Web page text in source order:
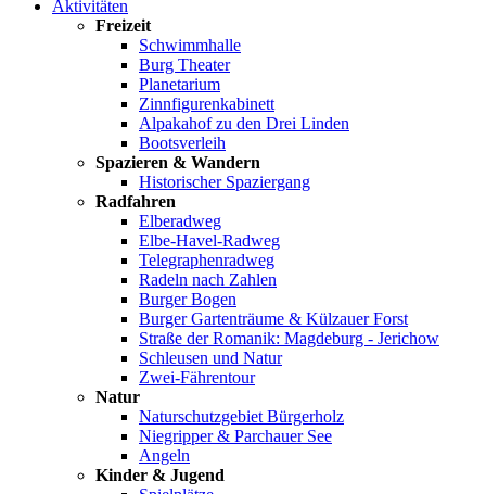
Aktivitäten
Freizeit
Schwimmhalle
Burg Theater
Planetarium
Zinnfigurenkabinett
Alpakahof zu den Drei Linden
Bootsverleih
Spazieren & Wandern
Historischer Spaziergang
Radfahren
Elberadweg
Elbe-Havel-Radweg
Telegraphenradweg
Radeln nach Zahlen
Burger Bogen
Burger Gartenträume & Külzauer Forst
Straße der Romanik: Magdeburg - Jerichow
Schleusen und Natur
Zwei-Fährentour
Natur
Naturschutzgebiet Bürgerholz
Niegripper & Parchauer See
Angeln
Kinder & Jugend